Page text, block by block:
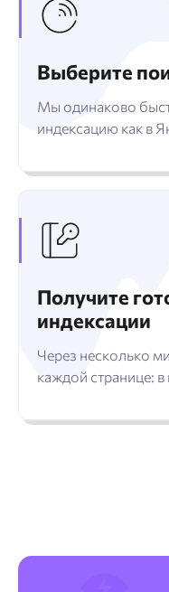
Выберите
Мы одинаково
индексацию как в
Получите
индексации
Через несколько
каждой странице: в